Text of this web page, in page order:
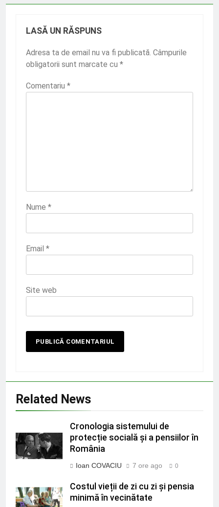
LASĂ UN RĂSPUNS
Adresa ta de email nu va fi publicată. Câmpurile
obligatorii sunt marcate cu *
Comentariu *
Nume *
Email *
Site web
Related News
Cronologia sistemului de
protecție socială și a pensiilor în
România
Ioan COVACIU 7 ore ago 0
Costul vieții de zi cu zi și pensia
minimă în vecinătate